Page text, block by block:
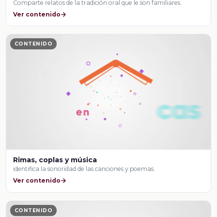
Comparte relatos de la tradición oral que le son familiares.
Ver contenido
CONTENIDO
Rimas, coplas y música
identifica la sonoridad de las canciones y poemas.
Ver contenido
CONTENIDO